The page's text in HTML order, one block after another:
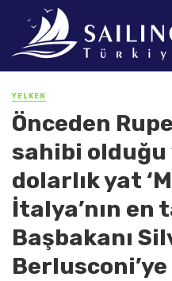
YELKEN
Önceden
sahibi olduğu
dolarlık yat
İtalya’nın en
Başbakanı
Berlusconi’ye